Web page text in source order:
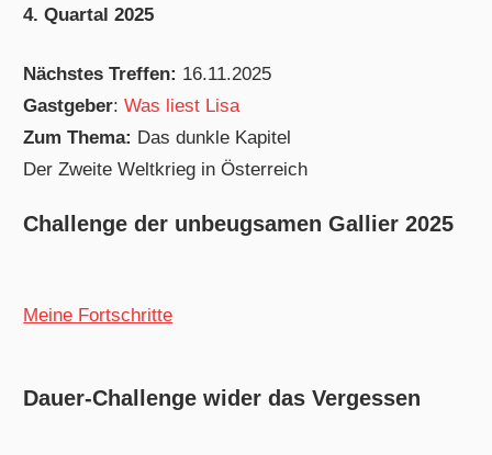
4. Quartal 2025
Nächstes Treffen: 16.11.2025
Gastgeber:Was liest Lisa
Zum Thema: Das dunkle Kapitel
Der Zweite Weltkrieg in Österreich
Challenge der unbeugsamen Gallier 2025
Meine Fortschritte
Dauer-Challenge wider das Vergessen